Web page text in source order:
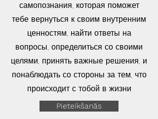
самопознания, которая поможет
тебе вернуться к своим внутренним
ценностям, найти ответы на
вопросы, определиться со своими
целями, принять важные решения, и
понаблюдать со стороны за тем, что
происходит с тобой в жизни
Pieteikšanās